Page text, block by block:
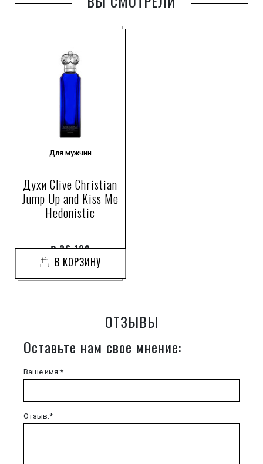
Для мужчин
Духи Clive Christian
Jump Up and Kiss Me
Hedonistic
₽36 120
В КОРЗИНУ
ОТЗЫВЫ
Оставьте нам свое мнение:
Ваше имя:*
Отзыв:*